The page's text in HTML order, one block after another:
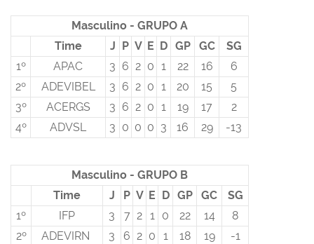
Masculino - GRUPO A
Time
J P V E D GP GC
SG
1º
APAC 3 6 2 0 1 22 16
6
2º
ADEVIBEL 3 6 2 0 1 20 15
5
3º
ACERGS 3 6 2 0 1 19 17
2
4º
ADVSL 3 0 0 0 3 16 29 -13
Masculino - GRUPO B
Time
J P V E D GP GC
SG
1º
IFP 3 7 2 1 0 22 14
8
2º
ADEVIRN 3 6 2 0 1 18 19
-1